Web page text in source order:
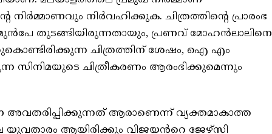
നിർമ്മാണവും നിർവഹിക്കുക. ചിത്രത്തിന്റെ പ്രാരംഭ
തുടങ്ങിയിരുന്നതായും, പ്രണവ് മോഹൻലാലിനെ
ചിത്രത്തിന് ശേഷം, ഐ എം
സിനിമയുടെ ചിത്രീകരണം ആരംഭിക്കുമെന്നും
ആരാണെന്ന് വ്യക്തമാകാത്ത
യുവതാരം ആയിരിക്കും വിജയൻറെ ജേഴ്‌സി